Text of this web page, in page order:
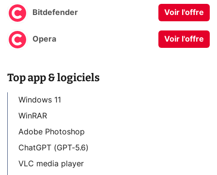
Bitdefender Voir l'offre
Opera Voir l'offre
Top app & logiciels
Windows 11
WinRAR
Adobe Photoshop
ChatGPT (GPT-5.6)
VLC media player